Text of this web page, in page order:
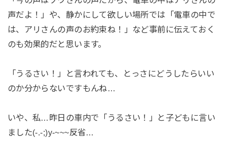
声だよ！」や、静かにして欲しい場所では「電車の中で
は、アリさんの声のお約束ね！」など事前に伝えておく
のも効果的だと思います。
「うるさい！」と言われても、とっさにどうしたらいい
のか分からないですもんね…
いや、私…昨日の車内で「うるさい！」と子どもに言い
ました(-.-;)y-~~~反省…